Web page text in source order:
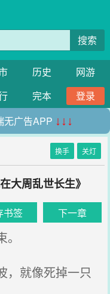
搜索
历史
网游
完本
登录
无广告APP ↓↓↓
换手 关灯
大周乱世长生》
书签 下一章
就像死掉一只